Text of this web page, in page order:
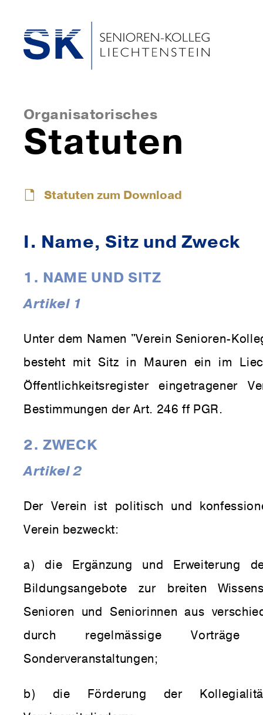
Organisatorisches
Statuten
Statuten zum Download
I. Name, Sitz und Zweck
1. NAME UND SITZ
Artikel 1
Unter dem Namen "Verein Senioren-
besteht mit Sitz in Mauren ein im
Öffentlichkeitsregister eingetragener
Bestimmungen der Art. 246 ff PGR.
2. ZWECK
Artikel 2
Der Verein ist politisch und
Verein bezweckt:
a) die Ergänzung und Erweiterung
Bildungsangebote zur breiten
Senioren und Seniorinnen aus
durch regelmässige
Sonderveranstaltungen;
b) die Förderung der